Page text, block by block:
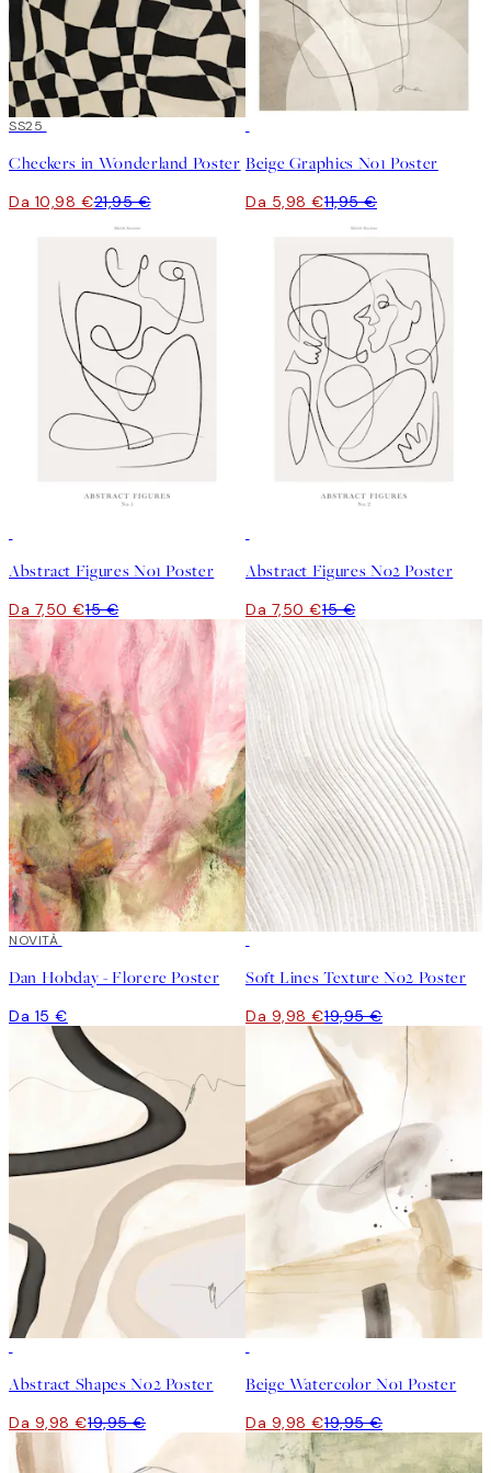
50%*
SS25
Checkers in Wonderland Poster
Da 10,98 €21,95 €
Beige Graphics No1 Poster
Da 5,98 €11,95 €
Abstract Figures No1 Poster
Da 7,50 €15 €
Abstract Figures No2 Poster
Da 7,50 €15 €
NOVITÀ
Dan Hobday - Florere Poster
Da 15 €
Soft Lines Texture No2 Poster
Da 9,98 €19,95 €
Abstract Shapes No2 Poster
Da 9,98 €19,95 €
Beige Watercolor No1 Poster
Da 9,98 €19,95 €